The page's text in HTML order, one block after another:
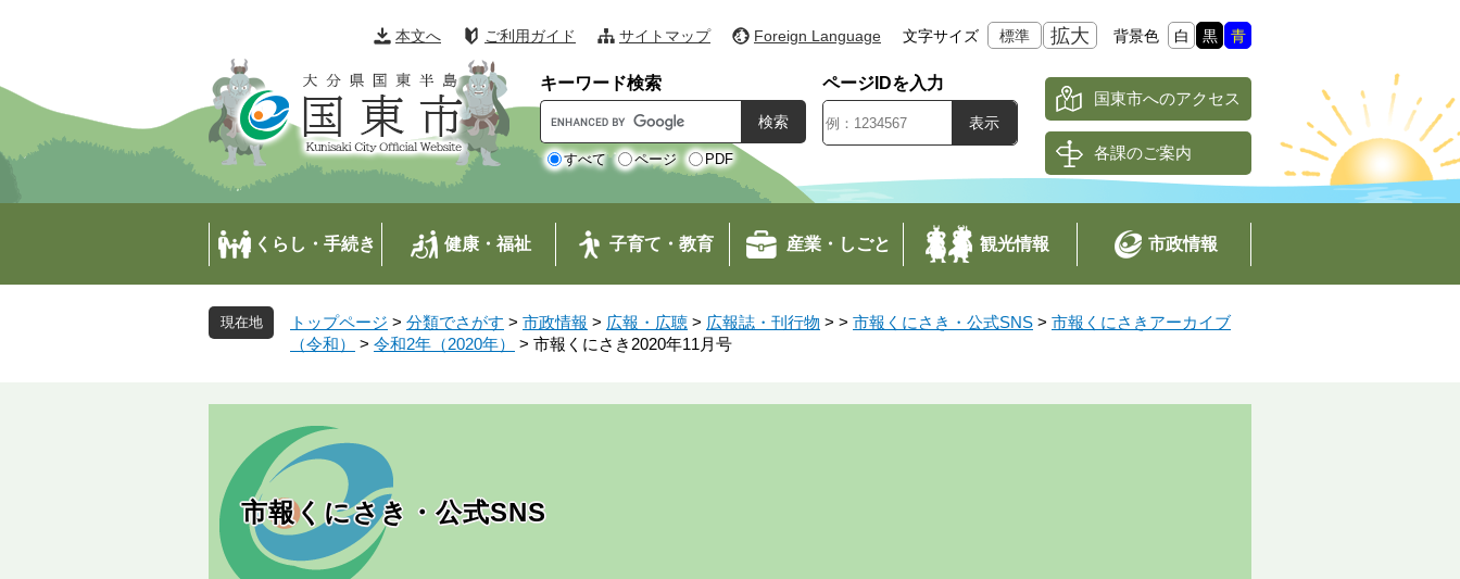
の
で
す
。
ー
ば
し
て
本文へ ご利用ガイド サイトマップ Foreign Language 文字サイズ 標準 拡大 背景色 白 黒 青
キーワード検索
o
o
l
ム
検
すべて ページ PDF
ページIDを入力
国東市へのアクセス
各課のご案内
くらし・手続き 健康・福祉 子育て・教育 産業・しごと 観光情報 市政情報
トップページ > 分類でさがす > 市政情報 > 広報・広聴 > 広報誌・刊行物 > > 市報くにさき・公式SNS > 市報くにさきアーカイブ
（令和）
> 令和2年（2020年） > 市報くにさき2020年11月号
市報くにさき・公式SNS